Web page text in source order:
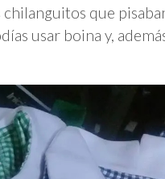
que
usar boina y,